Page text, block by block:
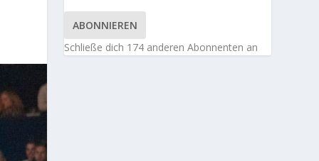
ABONNIEREN
Schließe dich 174 anderen Abonnenten an